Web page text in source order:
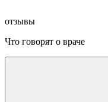
отзывы
Что говорят о враче